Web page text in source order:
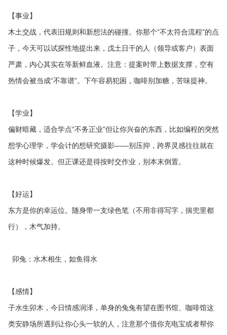
【事业】
木土交战，代表旧规则和新想法的碰撞。你那个“不太符合流程”的点
子，今天可以试探性地提出来，戊土日干的人（领导或客户）表面
严肃，内心其实在等新鲜血液。注意：提案时带上数据支撑，空有
热情会被当成“不靠谱”。下午容易犯困，咖啡别加糖，苦味提神。
【学业】
偏财暗藏，适合学点“不务正业”但让你兴奋的东西，比如编程的突然
想学心理学，学会计的想研究摄影——别压抑，跨界灵感往往就在
这种时候爆发。但正课还是得按时交作业，别本末倒置。
【好运】
东方是你的幸运位。随身带一支绿色笔（不用非得写字，揣兜里都
行），木气加持。
卯兔：水木相生，如鱼得水
【感情】
子水生卯木，今日情感润泽，单身的兔兔有望在图书馆、咖啡馆这
类安静场所遇到让你心头一软的人，注意那个借你充电宝或者帮你